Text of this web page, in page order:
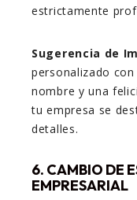
estrictamente
Sugerencia de
personalizado
nombre y una
tu empresa se
detalles.
6. CAMBIO DE
EMPRESARIAL